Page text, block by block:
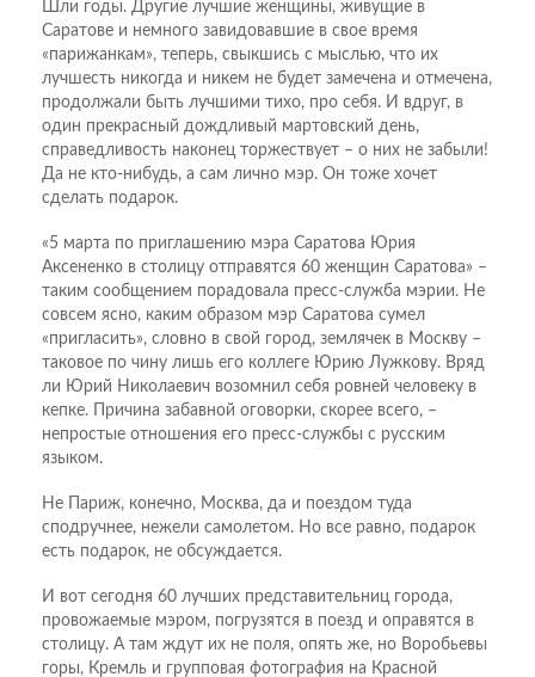
Шли годы. Другие лучшие женщины, живущие в
Саратове и немного завидовавшие в свое время
«парижанкам», теперь, свыкшись с мыслью, что их
лучшесть никогда и никем не будет замечена и отмечена,
продолжали быть лучшими тихо, про себя. И вдруг, в
один прекрасный дождливый мартовский день,
справедливость наконец торжествует – о них не забыли!
Да не кто-нибудь, а сам лично мэр. Он тоже хочет
сделать подарок.
«5 марта по приглашению мэра Саратова Юрия
Аксененко в столицу отправятся 60 женщин Саратова» –
таким сообщением порадовала пресс-служба мэрии. Не
совсем ясно, каким образом мэр Саратова сумел
«пригласить», словно в свой город, землячек в Москву –
таковое по чину лишь его коллеге Юрию Лужкову. Вряд
ли Юрий Николаевич возомнил себя ровней человеку в
кепке. Причина забавной оговорки, скорее всего, –
непростые отношения его пресс-службы с русским
языком.
Не Париж, конечно, Москва, да и поездом туда
сподручнее, нежели самолетом. Но все равно, подарок
есть подарок, не обсуждается.
И вот сегодня 60 лучших представительниц города,
провожаемые мэром, погрузятся в поезд и оправятся в
столицу. А там ждут их не поля, опять же, но Воробьевы
горы, Кремль и групповая фотография на Красной